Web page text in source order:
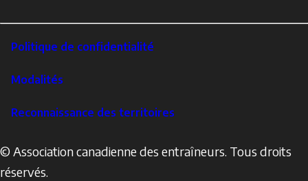
Footer
Corporate
Politique de confidentialité
Modalités
Reconnaissance des territoires
© Association canadienne des entraîneurs. Tous droits
réservés.